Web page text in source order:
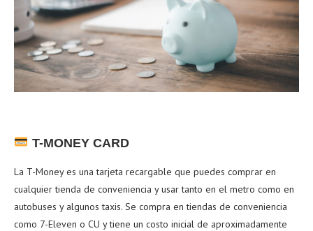
T-MONEY CARD
La T-Money es una tarjeta recargable que puedes comprar en
cualquier tienda de conveniencia y usar tanto en el metro como en
autobuses y algunos taxis. Se compra en tiendas de conveniencia
como 7-Eleven o CU y tiene un costo inicial de aproximadamente